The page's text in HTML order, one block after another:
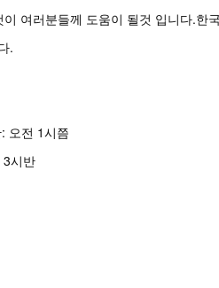
여러분들께 도움이 될것 입니다.한
.
오전 1시쯤
3시반